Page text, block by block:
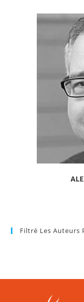
Filtré Les Auteurs